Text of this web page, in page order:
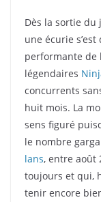
Dès la sortie du
une écurie
performante de
légendaires
concurrents
huit mois. La
sens figuré
le nombre
lans, entre août
toujours et qui,
tenir encore